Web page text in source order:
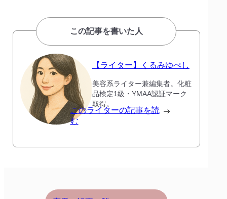
この記事を書いた人
【ライター】くるみゆぺし
美容系ライター兼編集者。化粧
品検定1級・YMAA認証マーク
取得。
このライターの記事を読
む